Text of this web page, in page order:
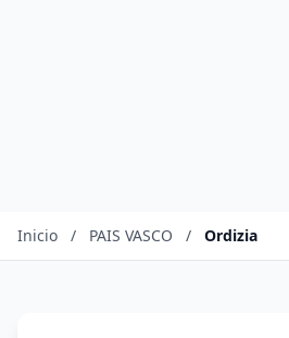
Inicio / PAIS VASCO / Ordizia